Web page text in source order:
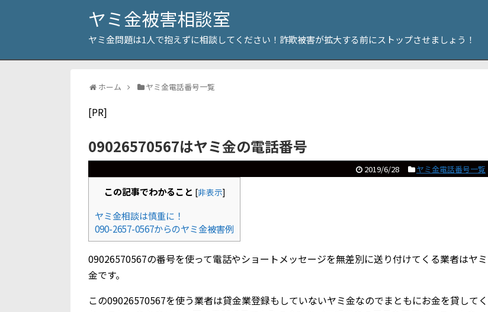
ヤミ金被害相談室
ヤミ金問題は1人で抱えずに相談してください！詐欺被害が拡大する前にストップさせましょう！
ホーム ヤミ金電話番号一覧
[PR]
09026570567はヤミ金の電話番号
2019/6/28 ヤミ金電話番号一覧
この記事でわかること [非表示]
ヤミ金相談は慎重に！
090-2657-0567からのヤミ金被害例
09026570567の番号を使って電話やショートメッセージを無差別に送り付けてくる業者はヤミ
金です。
この09026570567を使う業者は貸金業登録もしていないヤミ金なのでまともにお金を貸してく